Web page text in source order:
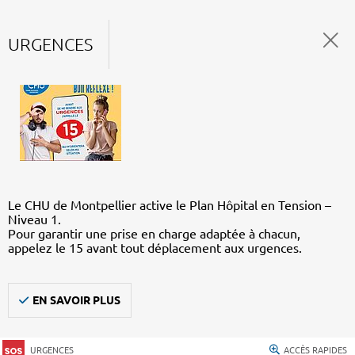
URGENCES
Le CHU de Montpellier active le Plan Hôpital en Tension –
Niveau 1.
Pour garantir une prise en charge adaptée à chacun,
appelez le 15 avant tout déplacement aux urgences.
EN SAVOIR PLUS
URGENCES ACCÈS RAPIDES